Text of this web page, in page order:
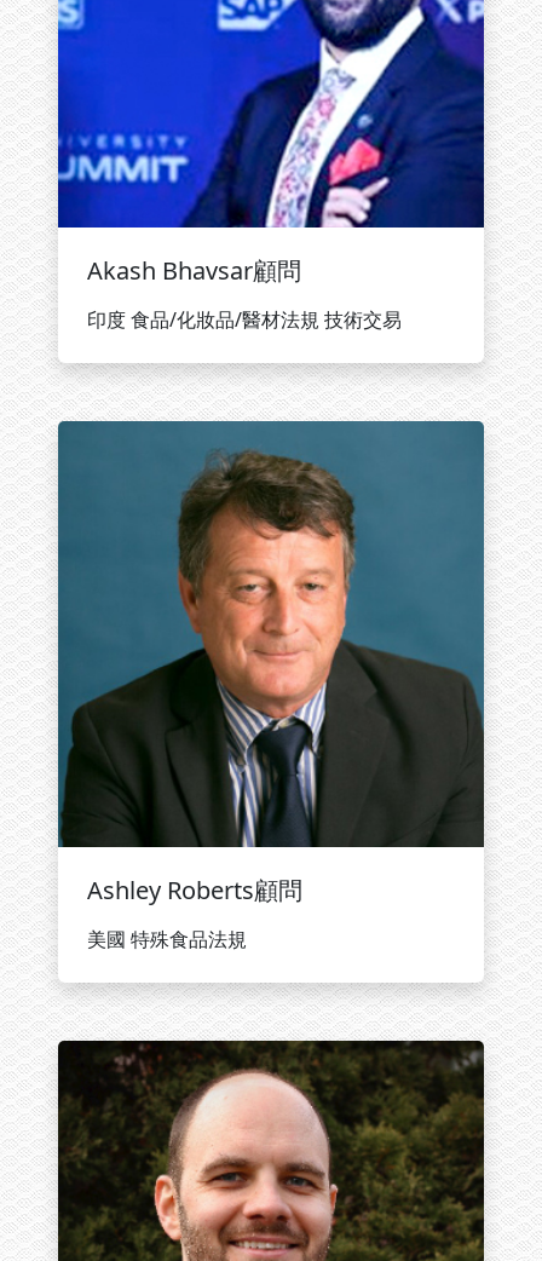
Akash Bhavsar顧問
印度 食品/化妝品/醫材法規 技術交易
Ashley Roberts顧問
美國 特殊食品法規